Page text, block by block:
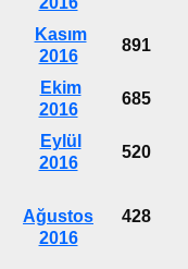
Kasım
2016
891
Ekim
2016
685
Eylül
2016
520
Ağustos
2016
428